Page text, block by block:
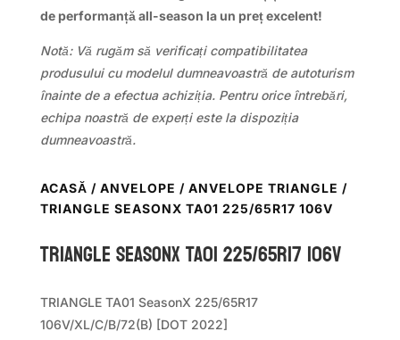
de performanță all-season la un preț excelent!
Notă: Vă rugăm să verificați compatibilitatea
produsului cu modelul dumneavoastră de autoturism
înainte de a efectua achiziția. Pentru orice întrebări,
echipa noastră de experți este la dispoziția
dumneavoastră.
ACASĂ / ANVELOPE / ANVELOPE TRIANGLE /
TRIANGLE SEASONX TA01 225/65R17 106V
TRIANGLE SEASONX TA01 225/65R17 106V
TRIANGLE TA01 SeasonX 225/65R17
106V/XL/C/B/72(B) [DOT 2022]